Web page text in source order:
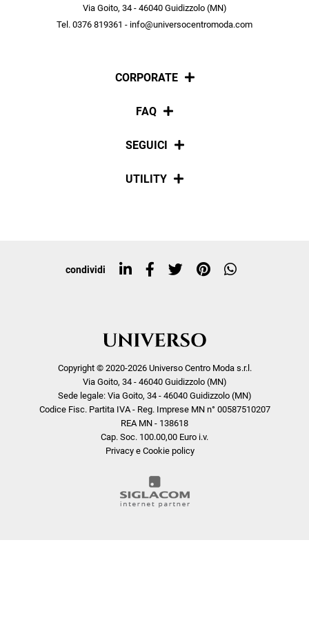
Via Goito, 34 - 46040 Guidizzolo (MN)
Tel. 0376 819361 - info@universocentromoda.com
CORPORATE
Chi siamo
FAQ
Pagamenti
SEGUICI
Social
UTILITY
Top ricerche
condividi
Copyright © 2020-2026 Universo Centro Moda s.r.l.
Via Goito, 34 - 46040 Guidizzolo (MN)
Sede legale: Via Goito, 34 - 46040 Guidizzolo (MN)
Codice Fisc. Partita IVA - Reg. Imprese MN n° 00587510207
REA MN - 138618
Cap. Soc. 100.00,00 Euro i.v.
Privacy e Cookie policy
scopri in anteprima le offerte in esclusiva a te riservate.
ISCRIVITI